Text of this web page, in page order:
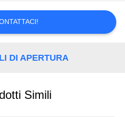
DI APERTURA
Simili